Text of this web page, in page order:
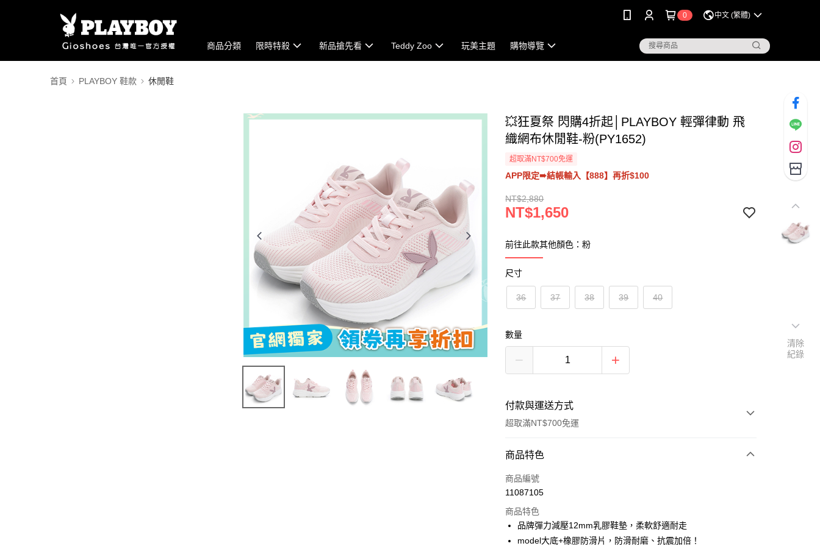
0 中文 (繁體)
商品分類 限時特殺 新品搶先看 Teddy Zoo 玩美主題 購物導覽
首頁 PLAYBOY 鞋款 休閒鞋
💥狂夏祭 閃購4折起│PLAYBOY 輕彈律動 飛
織網布休閒鞋-粉(PY1652)
超取滿NT$700免運
APP限定➠結帳輸入【888】再折$100
NT$2,880
NT$1,650
前往此款其他顏色：粉
尺寸
36 37 38 39 40
數量
付款與運送方式
超取滿NT$700免運
付款方式
信用卡一次付款
LINE Pay
商品特色
商品編號
11087105
商品特色
品牌彈力減壓12mm乳膠鞋墊，柔軟舒適耐走
model大底+橡膠防滑片，防滑耐磨、抗震加倍！
清除
紀錄